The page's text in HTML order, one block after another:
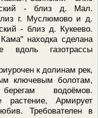
- близ д. Мал.
г. Муслюмово и д.
- близ д. Кукеево.
находка сделана
вдоль газотрассы
к долинам рек,
ключевым болотам,
водоёмов.
растение, Армирует
Требователен в